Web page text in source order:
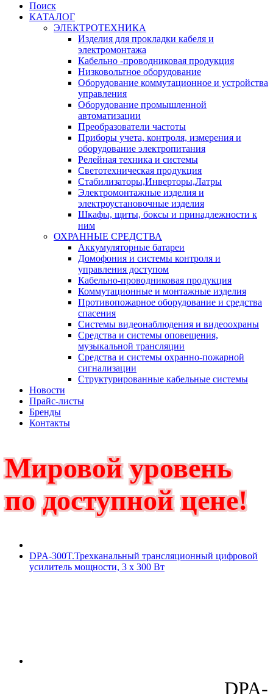
Поиск
КАТАЛОГ
ЭЛЕКТРОТЕХНИКА
Изделия для прокладки кабеля и
электромонтажа
Кабельно -проводниковая продукция
Низковольтное оборудование
Оборудование коммутационное и устройства
управления
Оборудование промышленной
автоматизации
Преобразователи частоты
Приборы учета, контроля, измерения и
оборудование электропитания
Релейная техника и системы
Светотехническая продукция
Стабилизаторы,Инверторы,Латры
Электромонтажные изделия и
электроустановочные изделия
Шкафы, щиты, боксы и принадлежности к
ним
ОХРАННЫЕ СРЕДСТВА
Аккумуляторные батареи
Домофония и системы контроля и
управления доступом
Кабельно-проводниковая продукция
Коммутационные и монтажные изделия
Противопожарное оборудование и средства
спасения
Системы видеонаблюдения и видеоохраны
Средства и системы оповещения,
музыкальной трансляции
Средства и системы охранно-пожарной
сигнализации
Структурированные кабельные системы
Новости
Прайс-листы
Бренды
Контакты
Мировой уровень
по доступной цене!
DPA-300T.Трехканальный трансляционный цифровой
усилитель мощности, 3 х 300 Вт
DPA-